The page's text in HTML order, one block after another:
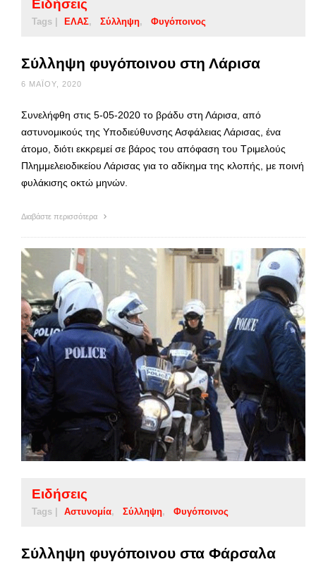
Ειδήσεις
Tags | ΕΛΑΣ Σύλληψη Φυγόποινος
Σύλληψη φυγόποινου στη Λάρισα
6 ΜΑΪ́ΟΥ, 2020
Συνελήφθη στις 5-05-2020 το βράδυ στη Λάρισα, από
αστυνομικούς της Υποδιεύθυνσης Ασφάλειας Λάρισας, ένα
άτομο, διότι εκκρεμεί σε βάρος του απόφαση του Τριμελούς
Πλημμελειοδικείου Λάρισας για το αδίκημα της κλοπής, με ποινή
φυλάκισης οκτώ μηνών.
Διαβάστε περισσότερα
Ειδήσεις
Tags | Αστυνομία Σύλληψη Φυγόποινος
Σύλληψη φυγόποινου στα Φάρσαλα